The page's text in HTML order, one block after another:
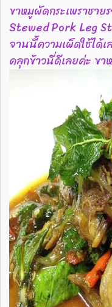
ขาหมูผัดกระเพราชาย
Stewed Pork Leg
จานนี้ความเผ็ดใช้ได้
คลุกข้าวนี่ดีเลยค่ะ ขา